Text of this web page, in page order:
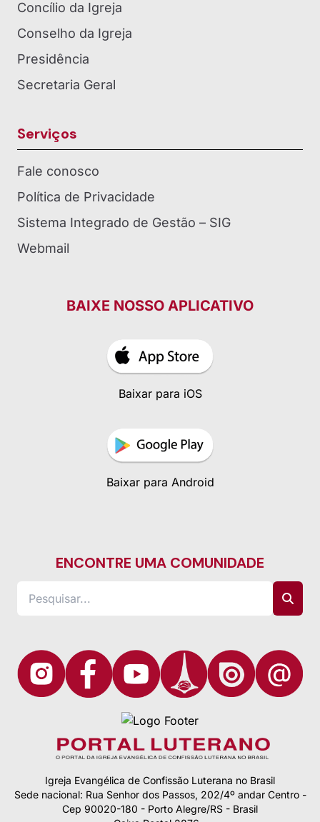
Concílio da Igreja
Conselho da Igreja
Presidência
Secretaria Geral
Serviços
Fale conosco
Política de Privacidade
Sistema Integrado de Gestão – SIG
Webmail
BAIXE NOSSO APLICATIVO
Baixar para iOS
Baixar para Android
ENCONTRE UMA COMUNIDADE
Igreja Evangélica de Confissão Luterana no Brasil
Sede nacional: Rua Senhor dos Passos, 202/4º andar Centro -
Cep 90020-180 - Porto Alegre/RS - Brasil